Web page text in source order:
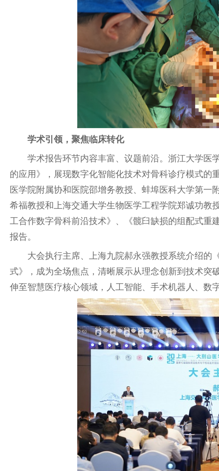
学术引领，聚焦临床转化
学术报告环节内容丰富、议题前沿。浙江大学医
的应用》，展现数字化智能化技术对骨科诊疗模式的
医学院附属协和医院邵增务教授、蚌埠医科大学第一
希福教授和上海交通大学生物医学工程学院郑诚功
工合作数字骨科前沿技术》、《髋臼缺损的组配式重
报告。
大会执行主席、上海九院郝永强教授系统介绍的
式》，成为全场焦点，清晰展示从理念创新到技术突
伸至智慧医疗核心领域，人工智能、手术机器人、数